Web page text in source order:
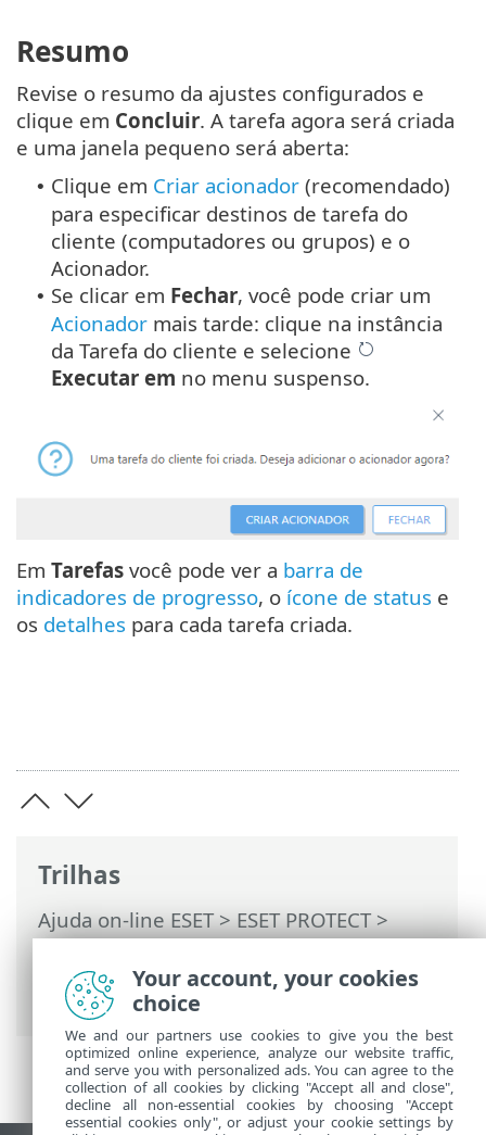
Trilhas
Ajuda on-line ESET>ESET PROTECT>
Usando o ESET PROTECT>ESET PROTECT
Menu principal >Tarefas >Tarefas de
cliente> Ativação do produto
Resumo
Revise o resumo da ajustes configurados e
clique em Concluir. A tarefa agora será criada
e uma janela pequeno será aberta:
• Clique em Criar acionador (recomendado)
para especificar destinos de tarefa do
cliente (computadores ou grupos) e o
Acionador.
• Se clicar em Fechar, você pode criar um
Acionador mais tarde: clique na instância
da Tarefa do cliente e selecione
Executar em no menu suspenso.
Em Tarefas você pode ver a barra de
indicadores de progresso, o ícone de status e
os detalhes para cada tarefa criada.
Your account, your cookies
choice
We and our partners use cookies to give you the best
optimized online experience, analyze our website traffic,
and serve you with personalized ads. You can agree to the
collection of all cookies by clicking "Accept all and close",
decline all non-essential cookies by choosing "Accept
essential cookies only", or adjust your cookie settings by